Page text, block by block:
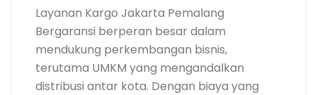
Layanan Kargo Jakarta Pemalang
Bergaransi berperan besar dalam
mendukung perkembangan bisnis,
terutama UMKM yang mengandalkan
distribusi antar kota. Dengan biaya yang